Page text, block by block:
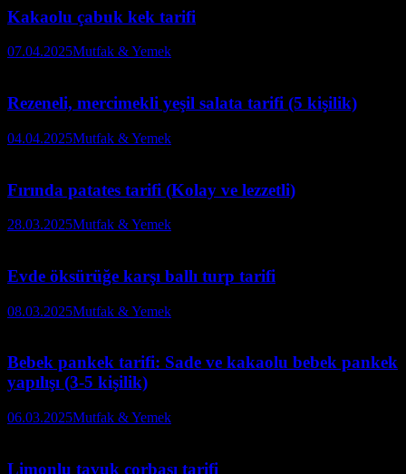
Kakaolu çabuk kek tarifi
07.04.2025Mutfak & Yemek
Rezeneli, mercimekli yeşil salata tarifi (5 kişilik)
04.04.2025Mutfak & Yemek
Fırında patates tarifi (Kolay ve lezzetli)
28.03.2025Mutfak & Yemek
Evde öksürüğe karşı ballı turp tarifi
08.03.2025Mutfak & Yemek
Bebek pankek tarifi: Sade ve kakaolu bebek pankek
yapılışı (3-5 kişilik)
06.03.2025Mutfak & Yemek
Limonlu tavuk çorbası tarifi